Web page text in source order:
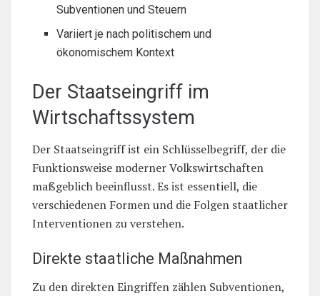
Subventionen und Steuern
Variiert je nach politischem und
ökonomischem Kontext
Der Staatseingriff im
Wirtschaftssystem
Der Staatseingriff ist ein Schlüsselbegriff, der die
Funktionsweise moderner Volkswirtschaften
maßgeblich beeinflusst. Es ist essentiell, die
verschiedenen Formen und die Folgen staatlicher
Interventionen zu verstehen.
Direkte staatliche Maßnahmen
Zu den direkten Eingriffen zählen Subventionen,